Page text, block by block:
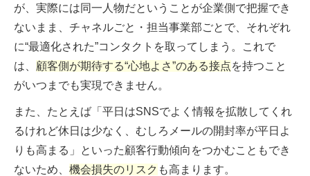
が、実際には同一人物だということが企業側で把握でき
ないまま、チャネルごと・担当事業部ごとで、それぞれ
に“最適化された”コンタクトを取ってしまう。これで
は、 顧客側が期待する“心地よさ”のある接点を持つこと
がいつまでも実現できません。
また、たとえば「平日はSNSでよく情報を拡散してくれ
るけれど休日は少なく、むしろメールの開封率が平日よ
りも高まる」といった顧客行動傾向をつかむこともでき
ないため、 機会損失のリスク も高まります。